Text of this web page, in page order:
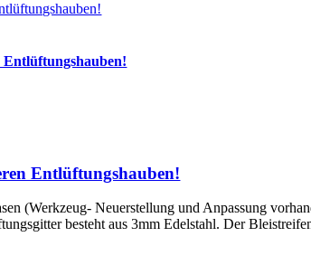
Entlüftungshauben!
Entlüftungshauben!
(Werkzeug- Neuerstellung und Anpassung
besteht aus 3mm Edelstahl. Der